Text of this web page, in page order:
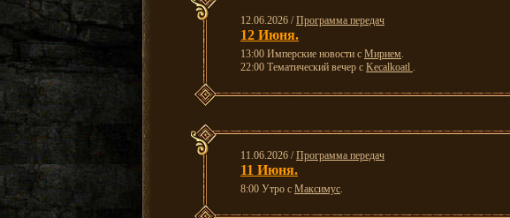
12.06.2026 /Программа передач
12 Июня.
13:00 Имперские новости с Мирием.
22:00 Тематический вечер с Kecalkoatl .
11.06.2026 /Программа передач
11 Июня.
8:00 Утро с Максимус.